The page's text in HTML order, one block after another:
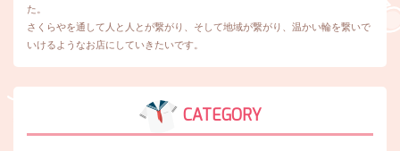
た。
さくらやを通して人と人とが繋がり、そして地域が繋がり、温かい輪を繋いで
いけるようなお店にしていきたいです。
CATEGORY